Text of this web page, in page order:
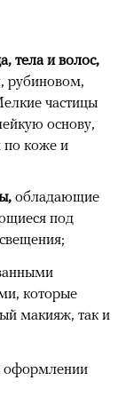
тела и волос,
рубиновом,
частицы
основу,
по коже и
обладающие
под
которые
макияж, так и
оформлении